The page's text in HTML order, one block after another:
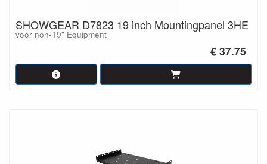
SHOWGEAR D7823 19 inch Mountingpanel 3HE
voor non-19" Equipment
€ 37.75